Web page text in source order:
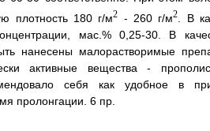
плотность 180 г/м2 - 260 г/м2
. В
мас.% 0,25-30. В
нанесены малорастворимые
активные вещества -
себя как удобное в
пролонгации. 6 пр.